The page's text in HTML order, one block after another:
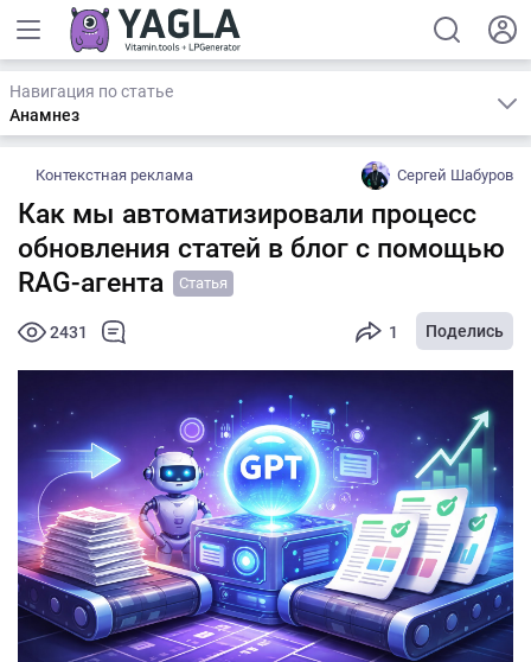
Навигация по статье
Анамнез
Контекстная реклама Сергей Шабуров
Как мы автоматизировали процесс
обновления статей в блог с помощью
RAG-агента
Статья
2431 1 Поделись